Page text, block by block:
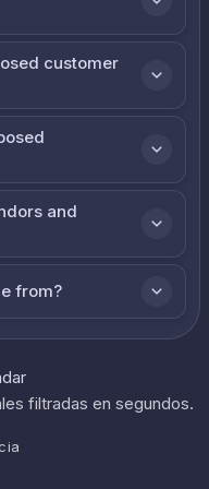
customer
and
from?
filtradas en segundos.